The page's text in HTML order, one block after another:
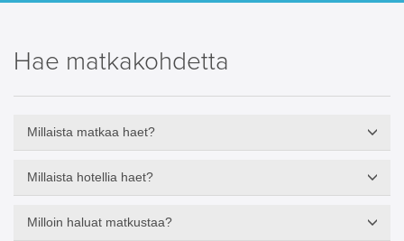
Hae matkakohdetta
Millaista matkaa haet?
Millaista hotellia haet?
Milloin haluat matkustaa?